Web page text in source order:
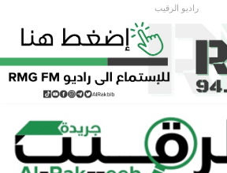
راديو الرقيب